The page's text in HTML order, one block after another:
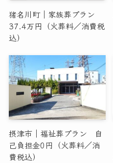
猪名川町｜家族葬プラン
37.4万円（火葬料／消費税
込）
摂津市｜福祉葬プラン 自
己負担金0円（火葬料／消
費税込）